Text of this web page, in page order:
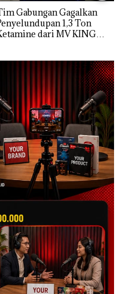
Gabungan Gagalkan
1,3 Ton
dari MV KING